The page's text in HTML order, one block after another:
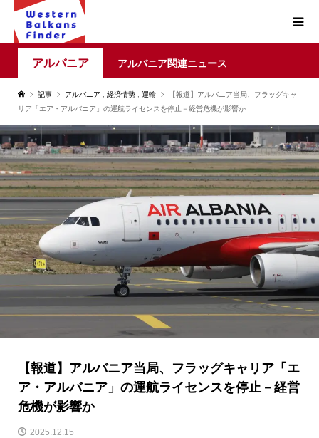
アルバニア アルバニア関連ニュース
記事 アルバニア 経済情勢 運輸
【報道】アルバニア当局、フラッグキャ
リア「エア・アルバニア」の運航ライセンスを停止－経営危機が影響か
【報道】アルバニア当局、フラッグキャリア「エ
ア・アルバニア」の運航ライセンスを停止－経営
危機が影響か
2025.12.15